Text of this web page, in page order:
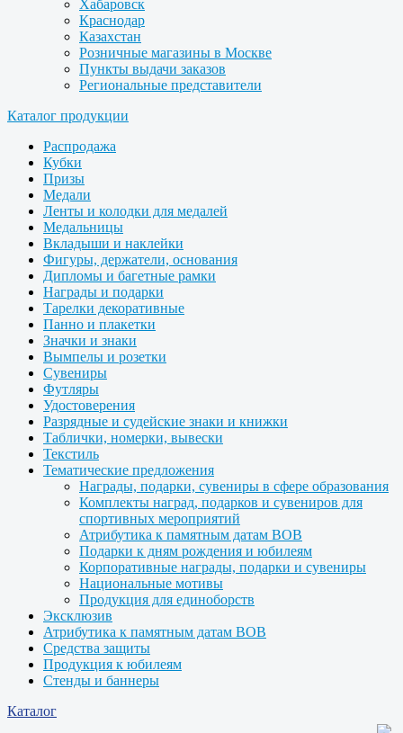
Хабаровск
Краснодар
Казахстан
Розничные магазины в Москве
Пункты выдачи заказов
Региональные представители
Каталог продукции
Распродажа
Кубки
Призы
Медали
Ленты и колодки для медалей
Медальницы
Вкладыши и наклейки
Фигуры, держатели, основания
Дипломы и багетные рамки
Награды и подарки
Тарелки декоративные
Панно и плакетки
Значки и знаки
Вымпелы и розетки
Сувениры
Футляры
Удостоверения
Разрядные и судейские знаки и книжки
Таблички, номерки, вывески
Текстиль
Тематические предложения
Награды, подарки, сувениры в сфере образования
Комплекты наград, подарков и сувениров для
спортивных мероприятий
Атрибутика к памятным датам ВОВ
Подарки к дням рождения и юбилеям
Корпоративные награды, подарки и сувениры
Национальные мотивы
Продукция для единоборств
Эксклюзив
Атрибутика к памятным датам ВОВ
Средства защиты
Продукция к юбилеям
Стенды и баннеры
Каталог